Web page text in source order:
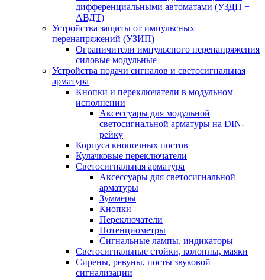
дифференциальными автоматами (УЗДП +
АВДТ)
Устройства защиты от импульсных
перенапряжений (УЗИП)
Ограничители импульсного перенапряжения
силовые модульные
Устройства подачи сигналов и светосигнальная
арматура
Кнопки и переключатели в модульном
исполнении
Аксессуары для модульной
светосигнальной арматуры на DIN-
рейку
Корпуса кнопочных постов
Кулачковые переключатели
Светосигнальная арматура
Аксессуары для светосигнальной
арматуры
Зуммеры
Кнопки
Переключатели
Потенциометры
Сигнальные лампы, индикаторы
Светосигнальные стойки, колонны, маяки
Сирены, ревуны, посты звуковой
сигнализации